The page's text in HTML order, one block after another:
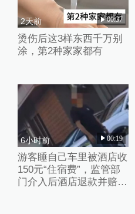
2天前 00:37
烫伤后这3样东西千万别
涂，第2种家家都有
6小时前 00:19
游客睡自己车里被酒店收
150元“住宿费”，监管部
门介入后酒店退款并赔偿